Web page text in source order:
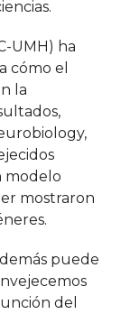
UMH) ha
cómo el
la
modelo
mostraron
puede
del